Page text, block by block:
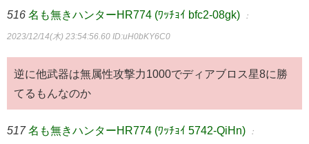
516 名も無きハンターHR774 (ﾜｯﾁｮｲ bfc2-08gk) ：
2023/12/14(木) 23:54:56.60 ID:uH0bKY6C0
逆に他武器は無属性攻撃力1000でディアブロス星8に勝
てるもんなのか
517 名も無きハンターHR774 (ﾜｯﾁｮｲ 5742-QiHn) ：